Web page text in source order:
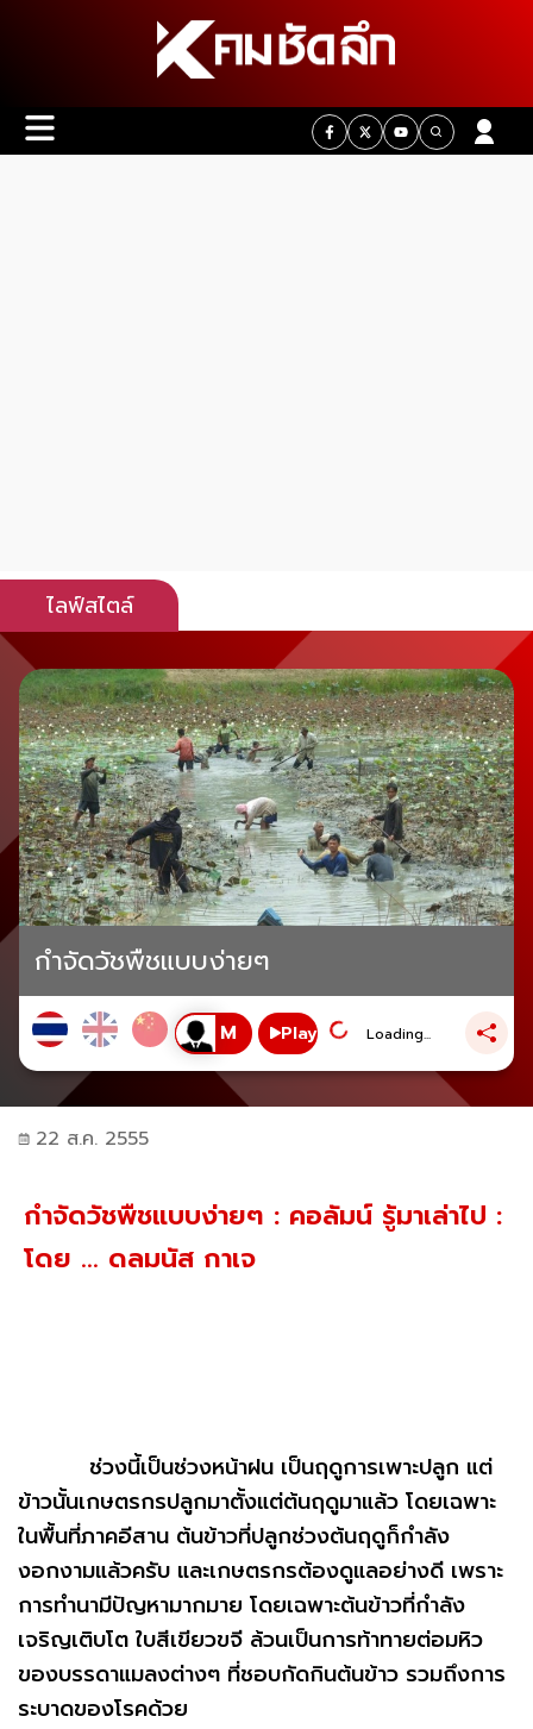
ไลฟ์สไตล์
กำจัดวัชพืชแบบง่ายๆ
Play Loading...
22 ส.ค. 2555
กำจัดวัชพืชแบบง่ายๆ : คอลัมน์ รู้มาเล่าไป :
โดย ... ดลมนัส กาเจ
ช่วงนี้เป็นช่วงหน้าฝน เป็นฤดูการเพาะปลูก แต่
ข้าวนั้นเกษตรกรปลูกมาตั้งแต่ต้นฤดูมาแล้ว โดยเฉพาะ
ในพื้นที่ภาคอีสาน ต้นข้าวที่ปลูกช่วงต้นฤดูก็กำลัง
งอกงามแล้วครับ และเกษตรกรต้องดูแลอย่างดี เพราะ
การทำนามีปัญหามากมาย โดยเฉพาะต้นข้าวที่กำลัง
เจริญเติบโต ใบสีเขียวขจี ล้วนเป็นการท้าทายต่อมหิว
ของบรรดาแมลงต่างๆ ที่ชอบกัดกินต้นข้าว รวมถึงการ
ระบาดของโรคด้วย